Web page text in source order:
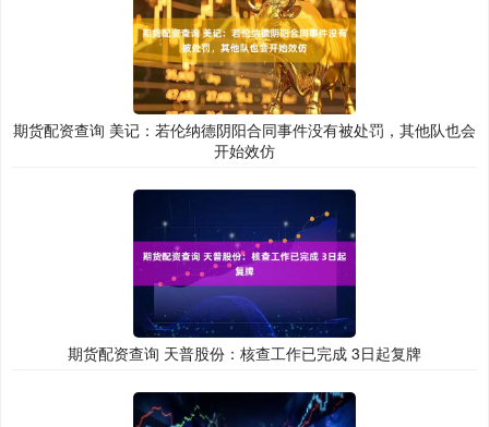
期货配资查询 美记：若伦纳德阴阳合同事件没有被处罚，其他队也会
开始效仿
期货配资查询 天普股份：核查工作已完成 3日起复牌